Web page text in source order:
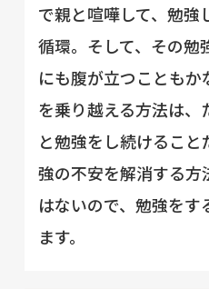
で親と喧嘩して、勉
循環。そして、その勉
にも腹が立つことも
を乗り越える方法は、
と勉強をし続けるこ
強の不安を解消する
はないので、勉強を
ます。